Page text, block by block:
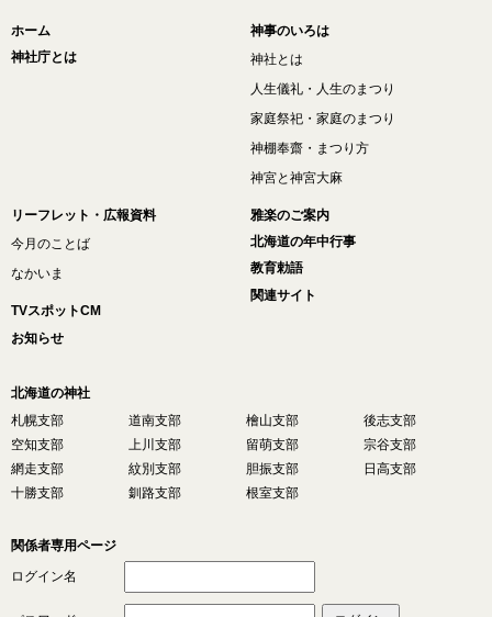
ホーム
神社庁とは
神事のいろは
神社とは
人生儀礼・人生のまつり
家庭祭祀・家庭のまつり
神棚奉齋・まつり方
神宮と神宮大麻
リーフレット・広報資料
今月のことば
なかいま
TVスポットCM
雅楽のご案内
北海道の年中行事
教育勅語
関連サイト
お知らせ
北海道の神社
札幌支部
道南支部 檜山支部
後志支部
空知支部
上川支部 留萌支部
宗谷支部
網走支部
紋別支部 胆振支部
日高支部
十勝支部
釧路支部 根室支部
関係者専用ページ
ログイン名